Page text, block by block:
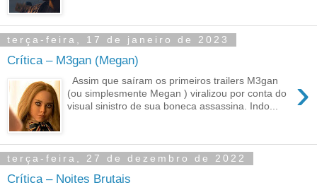
terça-feira, 17 de janeiro de 2023
Crítica – M3gan (Megan)
›
Assim que saíram os primeiros trailers M3gan
(ou simplesmente Megan ) viralizou por conta do
visual sinistro de sua boneca assassina. Indo...
terça-feira, 27 de dezembro de 2022
Crítica – Noites Brutais